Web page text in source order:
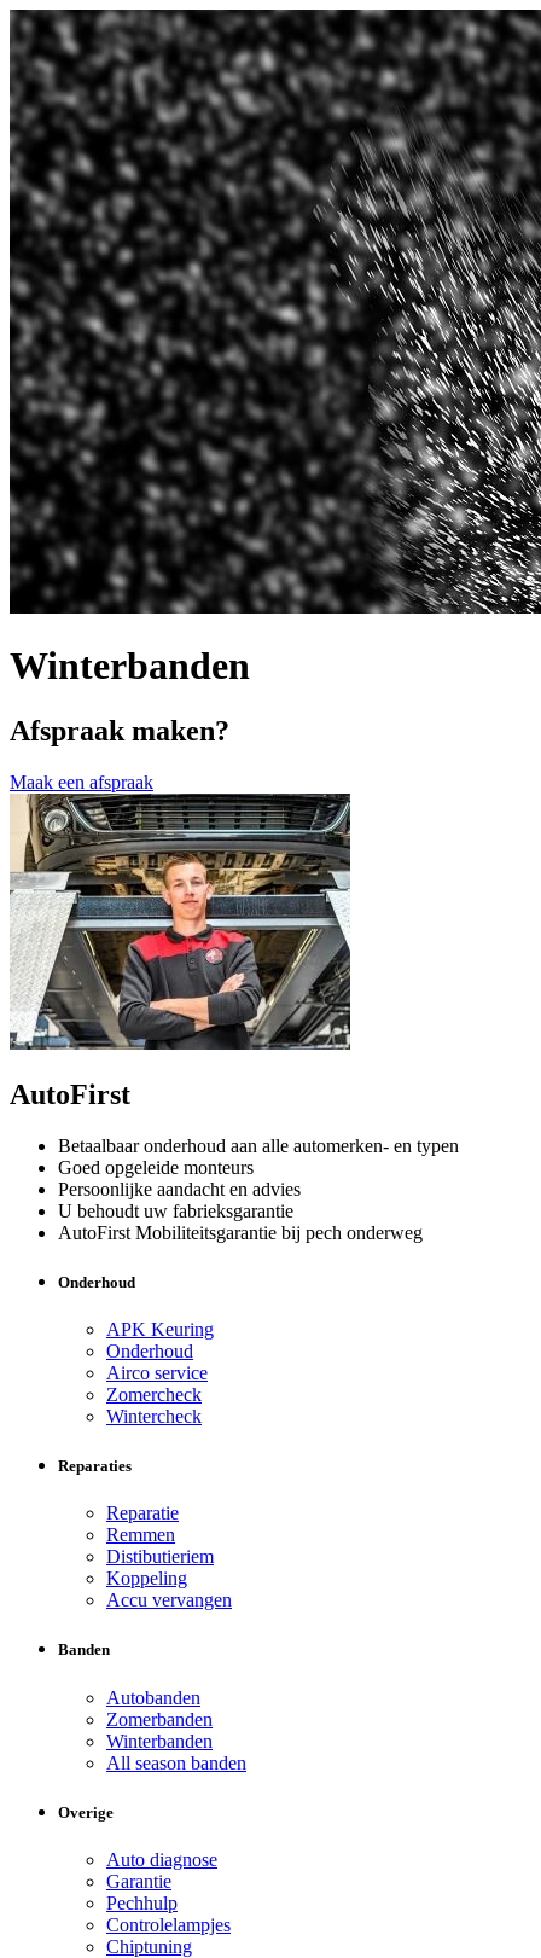
Winterbanden
Afspraak maken?
Maak een afspraak
AutoFirst
Betaalbaar onderhoud aan alle automerken- en typen
Goed opgeleide monteurs
Persoonlijke aandacht en advies
U behoudt uw fabrieksgarantie
AutoFirst Mobiliteitsgarantie bij pech onderweg
Onderhoud
APK Keuring
Onderhoud
Airco service
Zomercheck
Wintercheck
Reparaties
Reparatie
Remmen
Distibutieriem
Koppeling
Accu vervangen
Banden
Autobanden
Zomerbanden
Winterbanden
All season banden
Overige
Auto diagnose
Garantie
Pechhulp
Controlelampjes
Chiptuning